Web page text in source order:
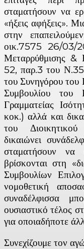
σταματήσουν να
«ήξεις αφήξεις».
στην
οικ.7575 26/03/
Μεταρρύθμισης &
52, παρ.3 του
του Συνηγόρου
Συμβουλίου του
Γραμματείας
κοκ.) αλλά και
του
δικαιώνει
σταματήσουν
βρίσκονται στη
Συμβουλίων
νομοθετική
συναδέλφισσα
ουσιαστικό τέλος
για οποιαδήποτε
Συνεχίζουμε τον